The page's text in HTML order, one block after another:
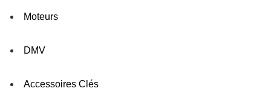
Moteurs
DMV
Accessoires Clés